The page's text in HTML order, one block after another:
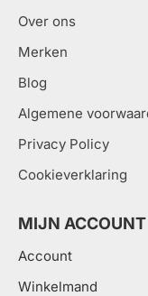
Over ons
Merken
Blog
Algemene
Privacy Policy
Cookieverklaring
MIJN ACCOUNT
Account
Winkelmand